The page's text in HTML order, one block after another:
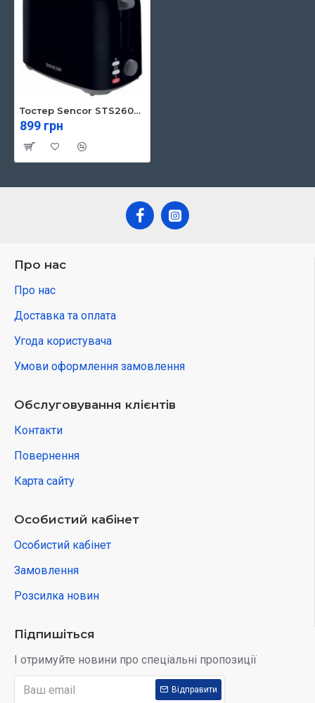
Тостер Sencor STS2607BK
899 грн
Про нас
Про нас
Доставка та оплата
Угода користувача
Умови оформлення замовлення
Обслуговування клієнтів
Контакти
Повернення
Карта сайту
Особистий кабінет
Особистий кабінет
Замовлення
Розсилка новин
Підпишіться
І отримуйте новини про спеціальні пропозиції
Відправити